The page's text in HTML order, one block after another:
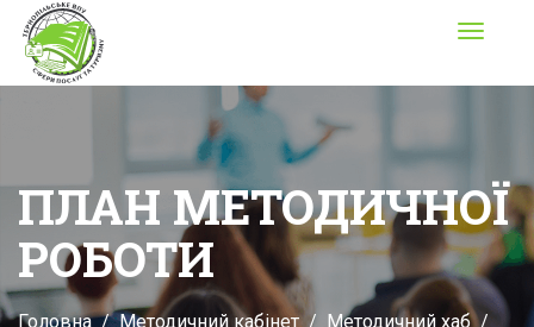
Toggle
ПЛАН МЕТОДИЧНОЇ
РОБОТИ
Головна Методичний кабінет
Методичний хаб